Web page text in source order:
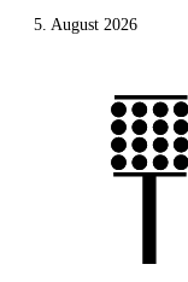
5. August 2026